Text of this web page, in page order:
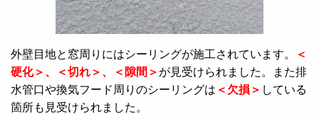
外壁目地と窓周りにはシーリングが施工されています。
＜
硬化＞、＜切れ＞、＜隙間＞ が見受けられました。また排
水管口や換気フード周りのシーリングは ＜欠損＞ している
箇所も見受けられました。